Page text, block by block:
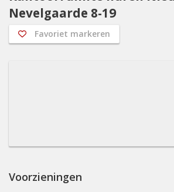
Nevelgaarde 8-19
Favoriet markeren
Voorzieningen